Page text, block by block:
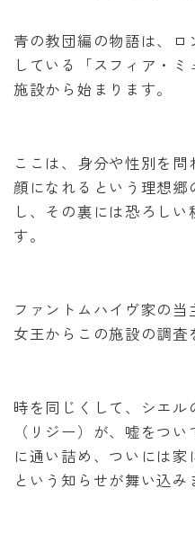
青の教団編の物語は、
している「スフィア・
施設から始まります。
ここは、身分や性別を
顔になれるという理想
し、その裏には恐ろし
す。
ファントムハイヴ家の
女王からこの施設の調査
時を同じくして、シエ
（リジー）が、嘘をつ
に通い詰め、ついには
という知らせが舞い込み